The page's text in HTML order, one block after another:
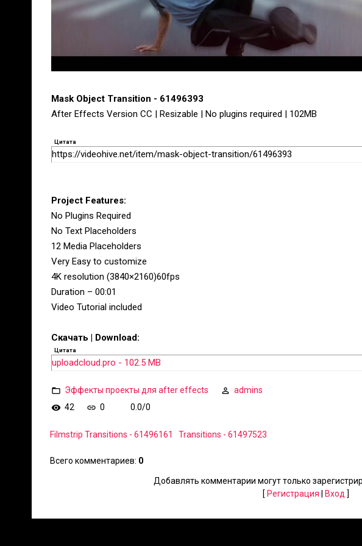
Mask Object Transition - 61496393
After Effects Version CC | Resizable | No plugins required | 102MB
Цитата
https://videohive.net/item/mask-object-transition/61496393
Project Features:
No Plugins Required
No Text Placeholders
12 Media Placeholders
Very Easy to customize
4K resolution (3840×2160)60fps
Duration – 00:01
Video Tutorial included
Скачать | Download:
Цитата
uploadcloud.pro - 102.5 MB
Эффекты проекты для after effects
admins
42
0 0.0/0
Filmstrip Transitions - 61496161 Transitions - 61497523
Всего комментариев: 0
Добавлять комментарии могут только
[ Регистрация Вход ]